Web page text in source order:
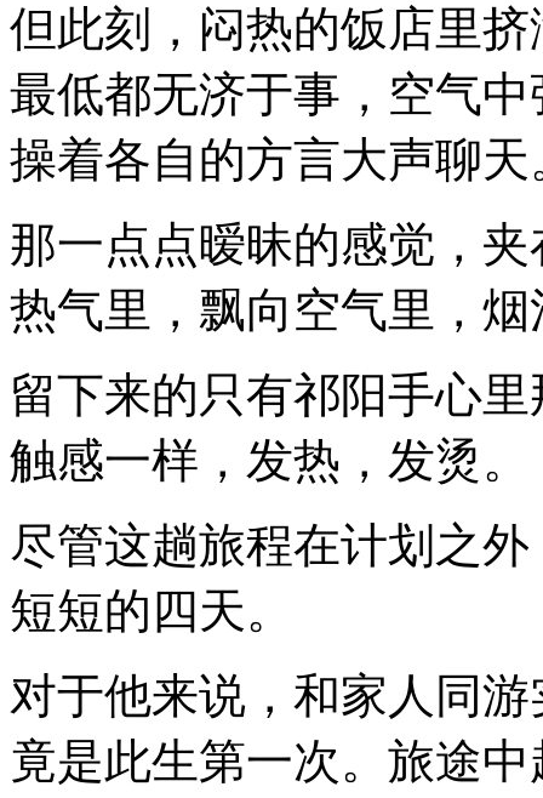
但此刻，闷热的饭店里
最低都无济于事，空气
操着各自的方言大声聊天
那一点点暧昧的感觉，
热气里，飘向空气里，
留下来的只有祁阳手心
触感一样，发热，发烫。
尽管这趟旅程在计划之
短短的四天。
对于他来说，和家人同
竟是此生第一次。旅途